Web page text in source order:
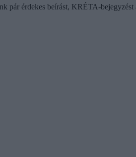
pár érdekes beírást, KRÉTA-